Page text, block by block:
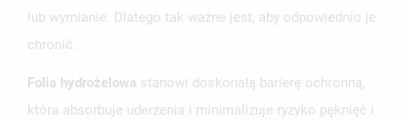
lub wymianie. Dlatego tak ważne jest, aby odpowiednio je
chronić.
Folia hydrożelowa stanowi doskonałą barierę ochronną,
która absorbuje uderzenia i minimalizuje ryzyko pęknięć i
MOJE LISTY ŻYCZEŃ
UTWÓRZ LISTĘ ŻYCZEŃ
NAZWA LISTY ŻYCZEŃ
ZALOGUJ SIĘ
MUSISZ BYĆ ZALOGOWANY BY ZAPISAĆ PRODUKTY NA
SWOJEJ LIŚCIE ŻYCZEŃ.